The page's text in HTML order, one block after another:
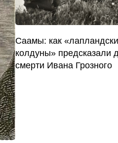
Саамы: как
колдуны» предсказали
смерти Ивана Грозного